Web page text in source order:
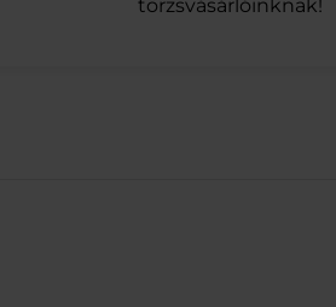
A
törzsvásárlóinknak!